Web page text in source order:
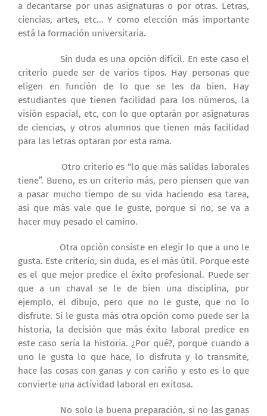
a decantarse por unas asignaturas o por otras. Letras,
ciencias, artes, etc… Y como elección más importante
está la formación universitaria.
Sin duda es una opción difícil. En este caso el
criterio puede ser de varios tipos. Hay personas que
eligen en función de lo que se les da bien. Hay
estudiantes que tienen facilidad para los números, la
visión espacial, etc, con lo que optarán por asignaturas
de ciencias, y otros alumnos que tienen más facilidad
para las letras optaran por esta rama.
Otro criterio es “lo que más salidas laborales
tiene”. Bueno, es un criterio más, pero piensen que van
a pasar mucho tiempo de su vida haciendo esa tarea,
así que más vale que le guste, porque si no, se va a
hacer muy pesado el camino.
Otra opción consiste en elegir lo que a uno le
gusta. Este criterio, sin duda, es el más útil. Porque este
es el que mejor predice el éxito profesional. Puede ser
que a un chaval se le de bien una disciplina, por
ejemplo, el dibujo, pero que no le guste, que no lo
disfrute. Si le gusta más otra opción como puede ser la
historia, la decisión que más éxito laboral predice en
este caso sería la historia. ¿Por qué?, porque cuando a
uno le gusta lo que hace, lo disfruta y lo transmite,
hace las cosas con ganas y con cariño y esto es lo que
convierte una actividad laboral en exitosa.
No solo la buena preparación, si no las ganas